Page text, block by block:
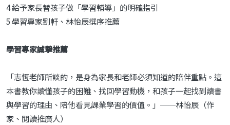
4 給予家長替孩子做「學習輔導」的明確指引
5 學習專家劉軒、林怡辰撰序推薦
學習專家誠摯推薦
「志恆老師所談的，是身為家長和老師必須知道的陪伴重點。這
本書教你讀懂孩子的困難、找回學習動機，和孩子一起找到讀書
與學習的理由、陪他看見課業學習的價值。」──林怡辰（作
家、閱讀推廣人）